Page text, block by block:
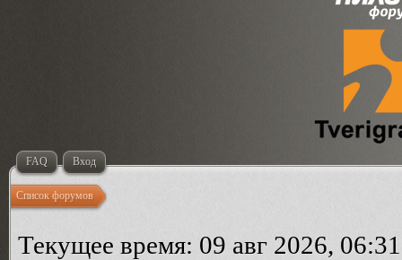
FAQ Вход
Список форумов
Текущее время: 09 авг 2026, 06:31